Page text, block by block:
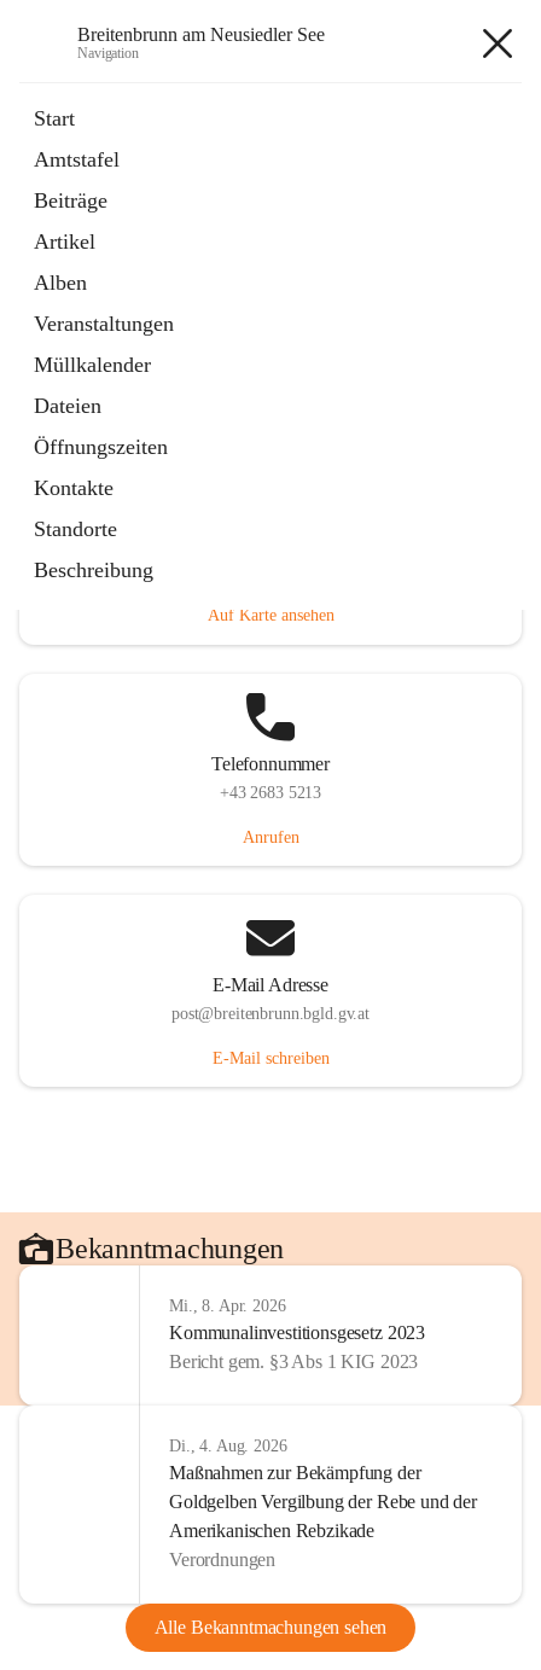
Breitenbrunn am Neusiedler See
Navigation
Start
Amtstafel
Beiträge
Artikel
Alben
Veranstaltungen
Müllkalender
Dateien
Öffnungszeiten
Kontakte
Standorte
Beschreibung
18 Schnellzugriffe
Gemeindeservice
Auf Karte ansehen
Telefonnummer
+43 2683 5213
Anrufen
E-Mail Adresse
post@breitenbrunn.bgld.gv.at
E-Mail schreiben
Bekanntmachungen
Mi., 8. Apr. 2026
Kommunalinvestitionsgesetz 2023
Bericht gem. §3 Abs 1 KIG 2023
Di., 4. Aug. 2026
Maßnahmen zur Bekämpfung der
Goldgelben Vergilbung der Rebe und der
Amerikanischen Rebzikade
Verordnungen
Alle Bekanntmachungen sehen